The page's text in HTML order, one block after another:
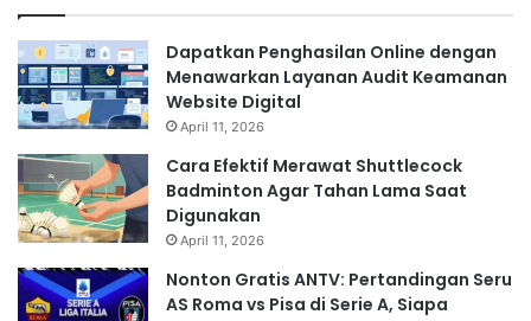
Dapatkan Penghasilan Online dengan
Menawarkan Layanan Audit Keamanan
Website Digital
April 11, 2026
Cara Efektif Merawat Shuttlecock
Badminton Agar Tahan Lama Saat
Digunakan
April 11, 2026
Nonton Gratis ANTV: Pertandingan Seru
AS Roma vs Pisa di Serie A, Siapa